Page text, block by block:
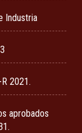
Industria
2021.
aprobados